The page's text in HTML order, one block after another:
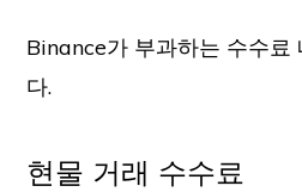
Binance가 부과하는 수수료
다.
현물 거래 수수료